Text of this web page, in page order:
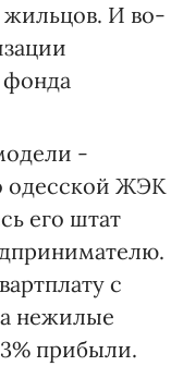
жильцов. И во-
-
одесской ЖЭК
его штат
с
нежилые
прибыли.